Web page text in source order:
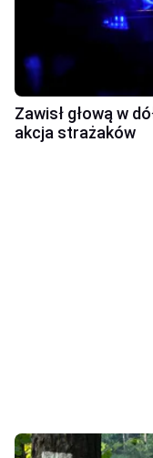
Zawisł głową w
akcja strażaków